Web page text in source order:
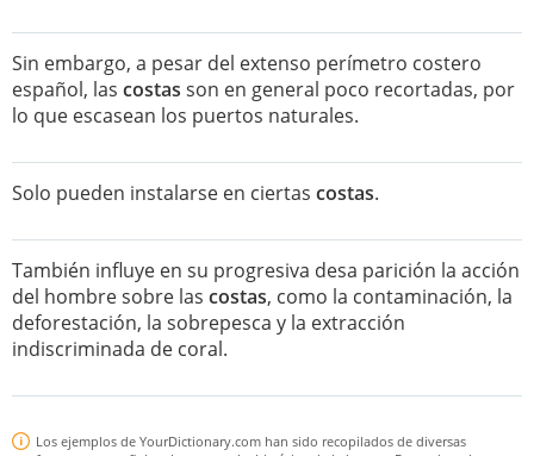
Sin embargo, a pesar del extenso perímetro costero
español, las costas son en general poco recortadas, por
lo que escasean los puertos naturales.
Solo pueden instalarse en ciertas costas.
También influye en su progresiva desa parición la acción
del hombre sobre las costas, como la contaminación, la
deforestación, la sobrepesca y la extracción
indiscriminada de coral.
Los ejemplos de YourDictionary.com han sido recopilados de diversas